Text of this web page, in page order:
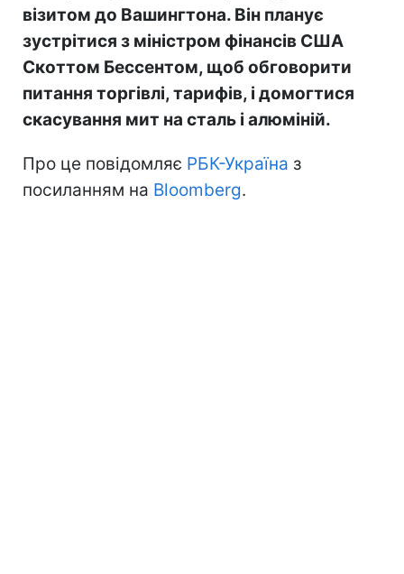
візитом до Вашингтона. Він планує
зустрітися з міністром фінансів США
Скоттом Бессентом, щоб обговорити
питання торгівлі, тарифів, і домогтися
скасування мит на сталь і алюміній.
Про це повідомляє РБК-Україна з
посиланням на Bloomberg.